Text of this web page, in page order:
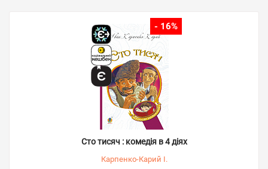
- 16%
Сто тисяч : комедія в 4 діях
Карпенко-Карий І.